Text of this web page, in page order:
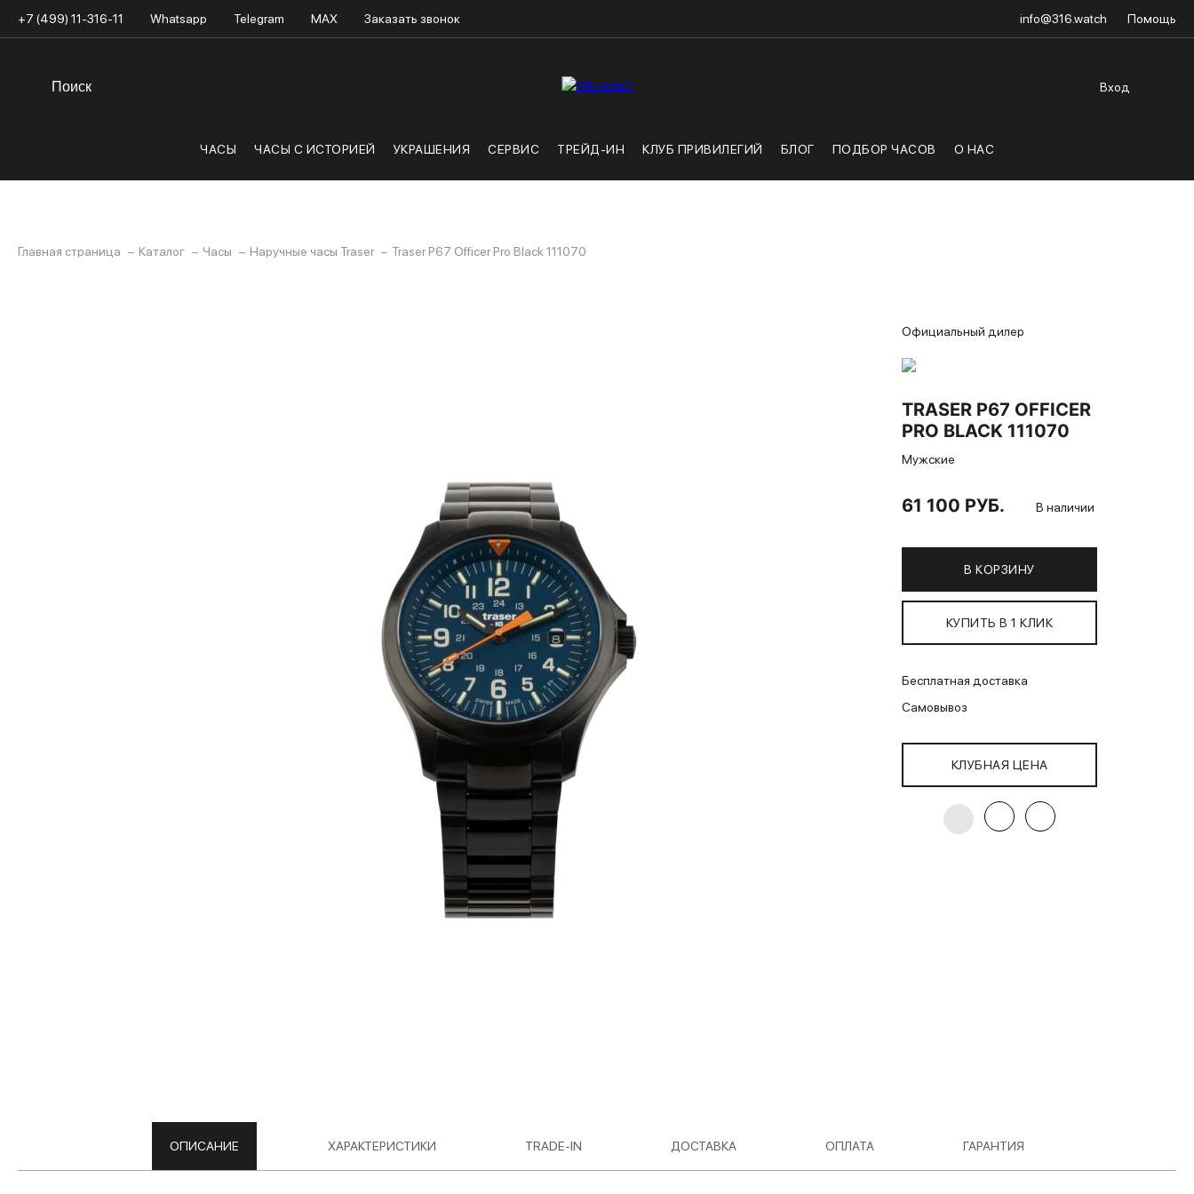
+7 (499) 11-316-11 Whatsapp Telegram MAX Заказать звонок info@316.watch Помощь
Вход
ЧАСЫ ЧАСЫ С ИСТОРИЕЙ УКРАШЕНИЯ СЕРВИС ТРЕЙД-ИН КЛУБ ПРИВИЛЕГИЙ БЛОГ ПОДБОР ЧАСОВ О НАС
Главная страница Каталог Часы Наручные часы Traser Traser P67 Officer Pro Black 111070
Официальный дилер
TRASER P67 OFFICER
PRO BLACK 111070
Мужские
61 100 РУБ. В наличии
В КОРЗИНУ
КУПИТЬ В 1 КЛИК
Бесплатная доставка
Самовывоз
КЛУБНАЯ ЦЕНА
ОПИСАНИЕ ХАРАКТЕРИСТИКИ TRADE-IN ДОСТАВКА ОПЛАТА ГАРАНТИЯ